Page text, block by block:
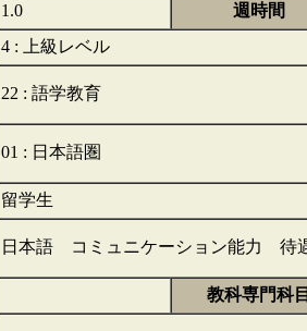
1.0
週時間
4 : 上級レベル
22 : 語学教育
01 : 日本語圏
留学生
日本語 コミュニケーション能力
教科専門科